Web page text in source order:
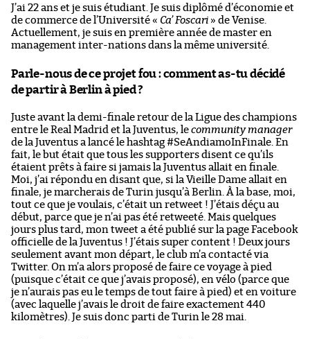
J’ai 22 ans et je suis étudiant. Je suis diplômé d’économie et
de commerce de l’Université « Ca’ Foscari » de Venise.
Actuellement, je suis en première année de master en
management inter-nations dans la même université.
Parle-nous de ce projet fou : comment as-tu décidé
de partir à Berlin à pied ?
Juste avant la demi-finale retour de la Ligue des champions
entre le Real Madrid et la Juventus, le community manager
de la Juventus a lancé le hashtag #SeAndiamoInFinale. En
fait, le but était que tous les supporters disent ce qu’ils
étaient prêts à faire si jamais la Juventus allait en finale.
Moi, j’ai répondu en disant que, si la Vieille Dame allait en
finale, je marcherais de Turin jusqu’à Berlin. À la base, moi,
tout ce que je voulais, c’était un retweet ! J’étais déçu au
début, parce que je n’ai pas été retweeté. Mais quelques
jours plus tard, mon tweet a été publié sur la page Facebook
officielle de la Juventus ! J’étais super content ! Deux jours
seulement avant mon départ, le club m’a contacté via
Twitter. On m’a alors proposé de faire ce voyage à pied
(puisque c’était ce que j’avais proposé), en vélo (parce que
je n’aurais pas eu le temps de tout faire à pied) et en voiture
(avec laquelle j’avais le droit de faire exactement 440
kilomètres). Je suis donc parti de Turin le 28 mai.